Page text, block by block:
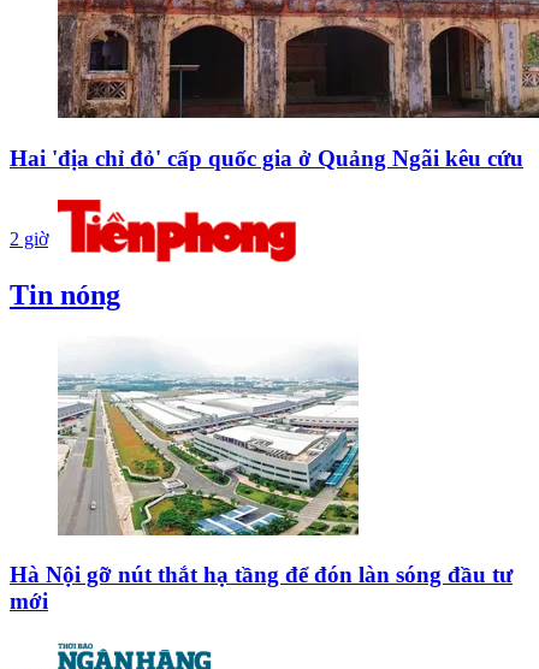
Hai 'địa chỉ đỏ' cấp quốc gia ở Quảng Ngãi kêu cứu
2 giờ
Tin nóng
Hà Nội gỡ nút thắt hạ tầng để đón làn sóng đầu tư
mới